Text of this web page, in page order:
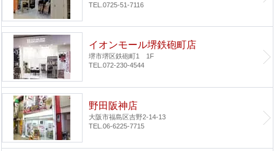
TEL.0725-51-7116
イオンモール堺鉄砲町店
堺市堺区鉄砲町1 1F
TEL.072-230-4544
野田阪神店
大阪市福島区吉野2-14-13
TEL.06-6225-7715